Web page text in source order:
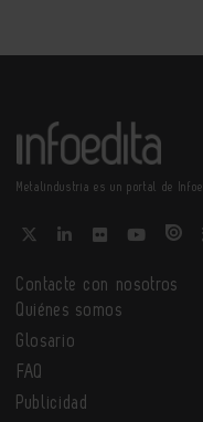
Metalindustria es un portal de
Contacte con nosotros
Quiénes somos
Glosario
FAQ
Publicidad